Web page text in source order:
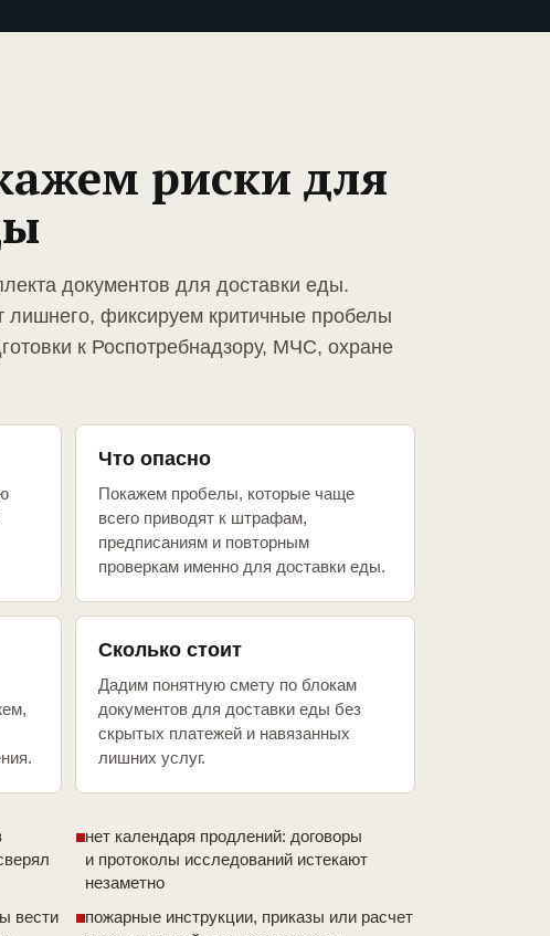
риски для
документов для доставки еды.
лишнего, фиксируем критичные пробелы
к Роспотребнадзору, МЧС, охране
Что опасно
Покажем пробелы, которые чаще
всего приводят к штрафам,
предписаниям и повторным
проверкам именно для доставки еды.
Сколько стоит
Дадим понятную смету по блокам
документов для доставки еды без
скрытых платежей и навязанных
лишних услуг.
нет календаря продлений: договоры
и протоколы исследований истекают
незаметно
вести
пожарные инструкции, приказы или расчет